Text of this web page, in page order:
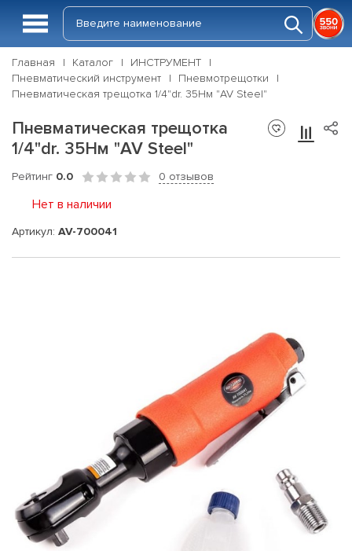
Главная Каталог
ИНСТРУМЕНТ
Пневматический инструмент
Пневмотрещотки
Пневматическая трещотка 1/4"dr. 35Нм "AV Steel"
Пневматическая трещотка
1/4"dr. 35Нм "AV Steel"
Рейтинг 0.0 0 отзывов
Нет в наличии
Артикул: AV-700041